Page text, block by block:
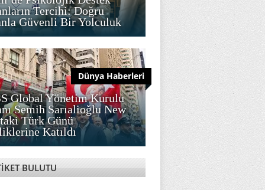
Tercihi: Doğru
Güvenli Bir Yolculuk
Dünya Haberleri
Global Yönetim Kurulu
Semih Sarıalioğlu New
Türk Günü
Katıldı
BULUTU